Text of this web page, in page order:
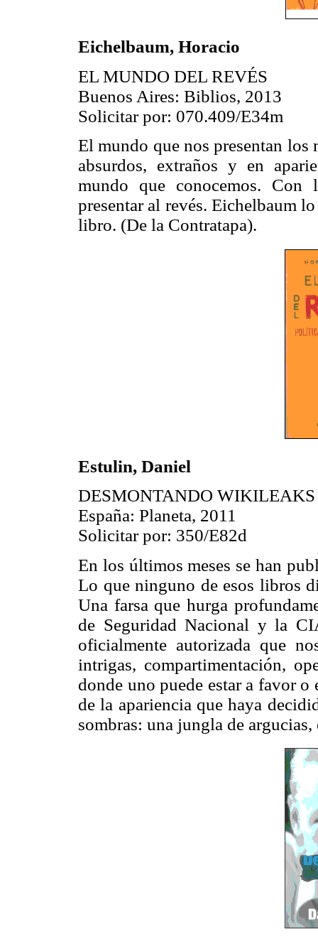
Eichelbaum, Horacio
EL MUNDO DEL REVÉS
Buenos Aires: Biblios, 2013
Solicitar por: 070.409/E34m
El mundo que nos presentan los
absurdos, extraños y en
mundo que conocemos.
presentar al revés. Eichelbaum
libro. (De la Contratapa).
Estulin, Daniel
DESMONTANDO WIKILEAKS
España: Planeta, 2011
Solicitar por: 350/E82d
En los últimos meses se han
Lo que ninguno de esos libros
Una farsa que hurga
de Seguridad Nacional y la
oficialmente autorizada que
intrigas, compartimentación,
donde uno puede estar a favor
de la apariencia que haya
sombras: una jungla de